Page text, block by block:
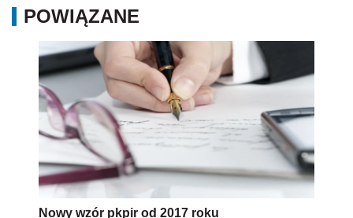
POWIĄZANE
Nowy wzór pkpir od 2017 roku